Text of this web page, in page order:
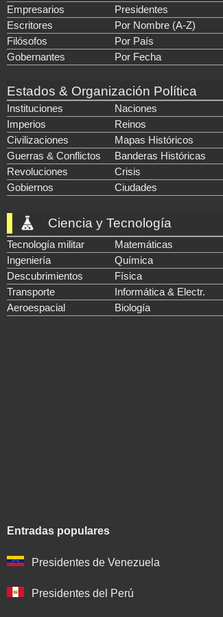
Empresarios
Presidentes
Escritores
Por Nombre (A-Z)
Filósofos
Por País
Gobernantes
Por Fecha
Estados & Organización Política
Instituciones
Naciones
Imperios
Reinos
Civilizaciones
Mapas Históricos
Guerras & Conflictos
Banderas Históricas
Revoluciones
Crisis
Gobiernos
Ciudades
Ciencia y Tecnología
Tecnología militar
Matemáticas
Ingeniería
Química
Descubrimientos
Física
Transporte
Informática & Electr.
Aeroespacial
Biología
Entradas populares
Presidentes de Venezuela
Presidentes del Perú